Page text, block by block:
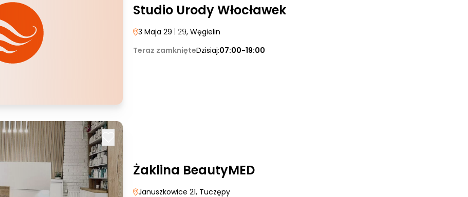
Studio Urody Włocławek
3 Maja 29 | 29, Węgielin
Teraz zamknięteDzisiaj:07:00-19:00
Żaklina BeautyMED
Januszkowice 21, Tuczępy